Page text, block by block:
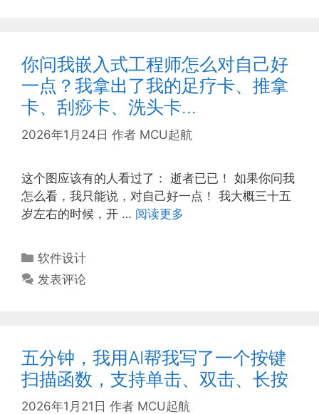
你问我嵌入式工程师怎么对自己好
一点？我拿出了我的足疗卡、推拿
卡、刮痧卡、洗头卡…
2026年1月24日 作者 MCU起航
这个图应该有的人看过了： 逝者已已！ 如果你问我
怎么看，我只能说，对自己好一点！ 我大概三十五
岁左右的时候，开 … 阅读更多
分
类
软件设计
发表评论
五分钟，我用AI帮我写了一个按键
扫描函数，支持单击、双击、长按
2026年1月21日 作者 MCU起航